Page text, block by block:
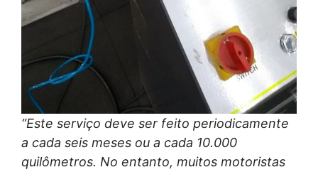
“Este serviço deve ser feito periodicamente
a cada seis meses ou a cada 10.000
quilômetros. No entanto, muitos motoristas